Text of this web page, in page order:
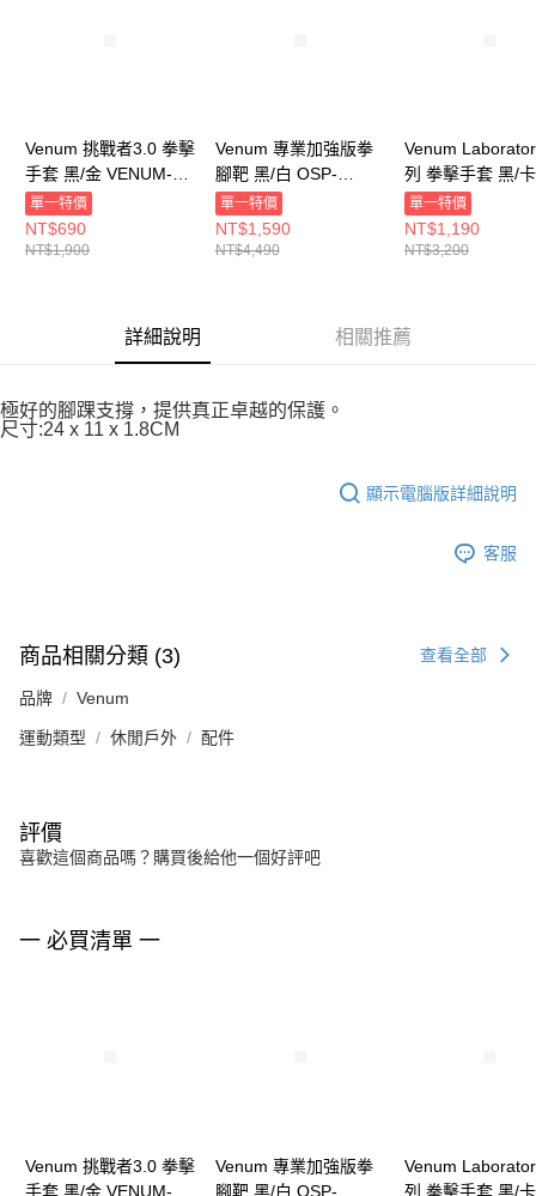
Venum 挑戰者3.0 拳擊
手套 黑/金 VENUM-
03525-126
單一特價
NT$690
NT$1,900
Venum 專業加強版拳
腳靶 黑/白 OSP-
VNM0MINI3BW
單一特價
NT$1,590
NT$4,490
Venum
列 拳擊手套 黑/
VENUM-03986-
單一特價
NT$1,190
NT$3,200
詳細說明 相關推薦
極好的腳踝支撐，提供真正卓越的保護。
尺寸:24 x 11 x 1.8CM
顯示電腦版詳細說明
客服
商品相關分類 (3) 查看全部
品牌 Venum
運動類型 休閒戶外 配件
評價
喜歡這個商品嗎？購買後給他一個好評吧
一 必買清單 一
Venum 挑戰者3.0 拳擊
手套 黑/金 VENUM-
Venum 專業加強版拳
腳靶 黑/白 OSP-
Venum
列 拳擊手套 黑/